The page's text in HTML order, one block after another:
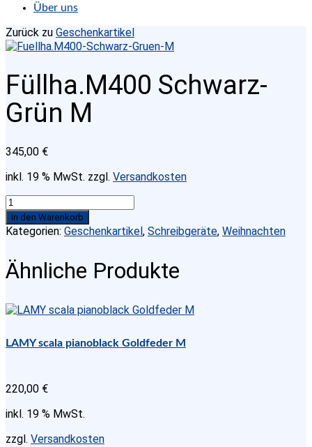
Über uns
Zurück zu Geschenkartikel
Füllha.M400 Schwarz-
Grün M
345,00 €
inkl. 19 % MwSt. zzgl. Versandkosten
Füllha.M400
Schwarz-
Grün
Menge
In den Warenkorb
Kategorien: Geschenkartikel, Schreibgeräte, Weihnachten
Ähnliche Produkte
LAMY scala pianoblack Goldfeder M
220,00 €
inkl. 19 % MwSt.
zzgl. Versandkosten